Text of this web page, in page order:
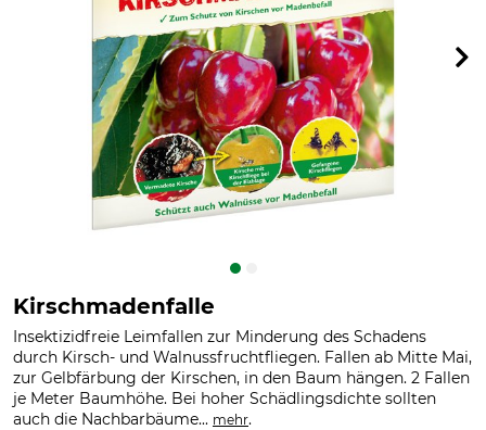
Kirschmadenfalle
Insektizidfreie Leimfallen zur Minderung des Schadens
durch Kirsch- und Walnussfruchtfliegen. Fallen ab Mitte Mai,
zur Gelbfärbung der Kirschen, in den Baum hängen. 2 Fallen
je Meter Baumhöhe. Bei hoher Schädlingsdichte sollten
auch die Nachbarbäume... mehr.